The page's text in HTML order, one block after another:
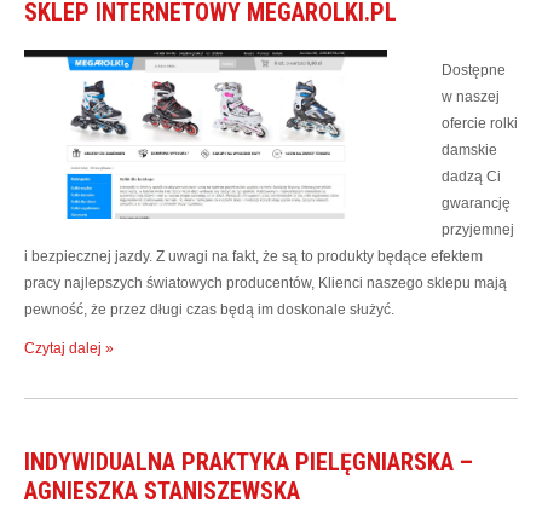
SKLEP INTERNETOWY MEGAROLKI.PL
Dostępne
w naszej
ofercie rolki
damskie
dadzą Ci
gwarancję
przyjemnej
i bezpiecznej jazdy. Z uwagi na fakt, że są to produkty będące efektem
pracy najlepszych światowych producentów, Klienci naszego sklepu mają
pewność, że przez długi czas będą im doskonale służyć.
Czytaj dalej »
INDYWIDUALNA PRAKTYKA PIELĘGNIARSKA –
AGNIESZKA STANISZEWSKA